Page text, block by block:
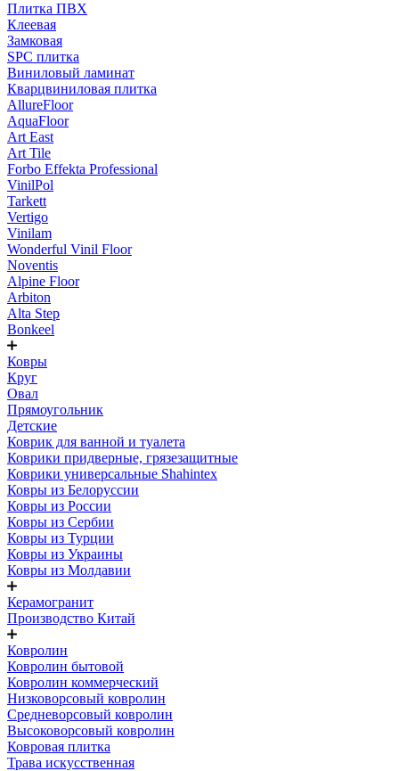
Плитка ПВХ
Клеевая
Замковая
SPC плитка
Виниловый ламинат
Кварцвиниловая плитка
AllureFloor
AquaFloor
Art East
Art Tile
Forbo Effekta Professional
VinilPol
Tarkett
Vertigo
Vinilam
Wonderful Vinil Floor
Noventis
Alpine Floor
Arbiton
Alta Step
Bonkeel
Ковры
Круг
Овал
Прямоугольник
Детские
Коврик для ванной и туалета
Коврики придверные, грязезащитные
Коврики универсальные Shahintex
Ковры из Белоруссии
Ковры из России
Ковры из Сербии
Ковры из Турции
Ковры из Украины
Ковры из Молдавии
Керамогранит
Производство Китай
Ковролин
Ковролин бытовой
Ковролин коммерческий
Низковорсовый ковролин
Средневорсовый ковролин
Высоковорсовый ковролин
Ковровая плитка
Трава искусственная